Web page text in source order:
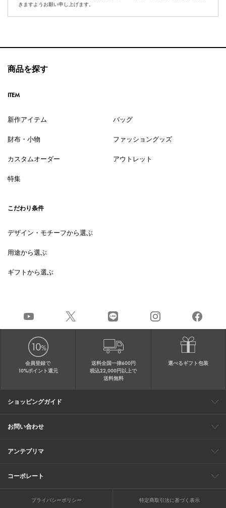
きますようお願い申し上げます。
商品を探す
ITEM
新作アイテム バッグ
財布・小物 ファッショングッズ
カスタムオーダー アウトレット
特集
こだわり条件
デザイン・モチーフから選ぶ
用途から選ぶ
ギフトから選ぶ
会員登録で
10%ポイント還元
送料全国一律600円
税込22,000円以上で
送料無料
選べるギフト包装
ショッピングガイド
会員特典
ご購入・配送について
返品について
ギフト包装
FAQ
サイトマップ
お問い合わせ
メールでのお問い合わせ
お修理についてのお問い合わせ
お休みさせていただきます
アンテプリマ
ブランドサイト
ショップリスト
ワイヤーバッグについて
特集
オンラインストアニュース
コーポレート
プライバシーポリシー 特定商取引法に基づく表示